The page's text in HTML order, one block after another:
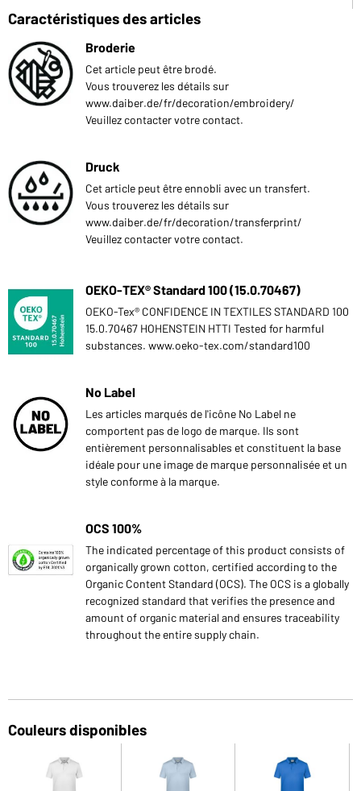
Caractéristiques des articles
Broderie
Cet article peut être brodé.
Vous trouverez les détails sur
www.daiber.de/fr/decoration/embroidery/
Veuillez contacter votre contact.
Druck
Cet article peut être ennobli avec un transfert.
Vous trouverez les détails sur
www.daiber.de/fr/decoration/transferprint/
Veuillez contacter votre contact.
OEKO-TEX® Standard 100 (15.0.70467)
OEKO-Tex® CONFIDENCE IN TEXTILES STANDARD 100
15.0.70467 HOHENSTEIN HTTI Tested for harmful
substances. www.oeko-tex.com/standard100
No Label
Les articles marqués de l'icône No Label ne
comportent pas de logo de marque. Ils sont
entièrement personnalisables et constituent la base
idéale pour une image de marque personnalisée et un
style conforme à la marque.
OCS 100%
The indicated percentage of this product consists of
organically grown cotton, certified according to the
Organic Content Standard (OCS). The OCS is a globally
recognized standard that verifies the presence and
amount of organic material and ensures traceability
throughout the entire supply chain.
Couleurs disponibles